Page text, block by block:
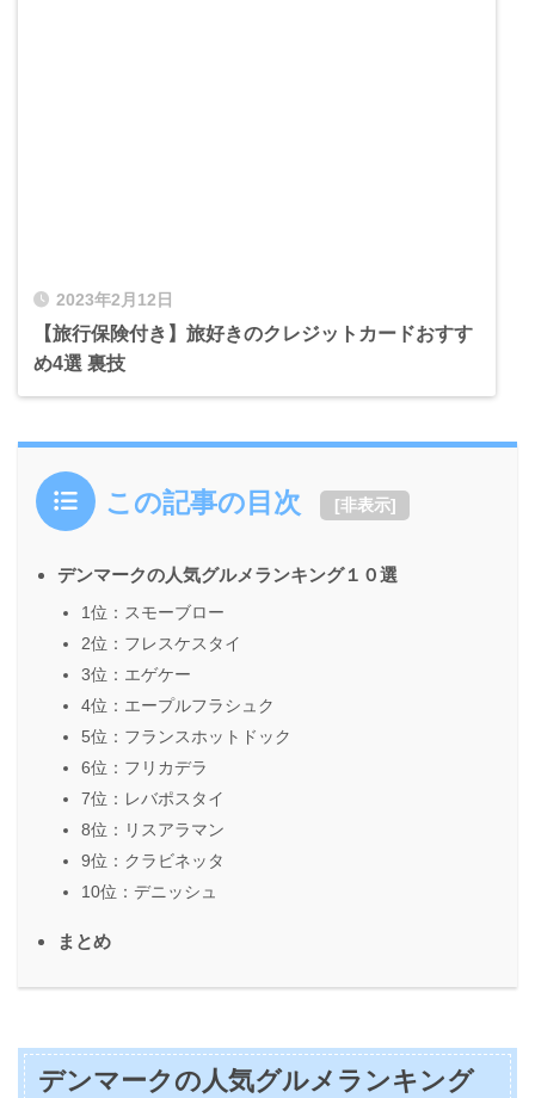
2023年2月12日
【旅行保険付き】旅好きのクレジットカードおすす
め4選 裏技
この記事の目次 [非表示]
デンマークの人気グルメランキング１０選
1位：スモーブロー
2位：フレスケスタイ
3位：エゲケー
4位：エープルフラシュク
5位：フランスホットドック
6位：フリカデラ
7位：レバポスタイ
8位：リスアラマン
9位：クラビネッタ
10位：デニッシュ
まとめ
デンマークの人気グルメランキング